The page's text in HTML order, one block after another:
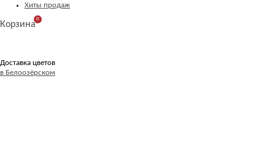
Хиты продаж
Корзина
0
Доставка цветов
в Белоозёрском